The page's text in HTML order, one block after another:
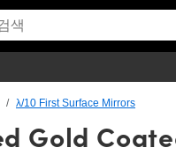
λ/10 First Surface Mirrors
Gold